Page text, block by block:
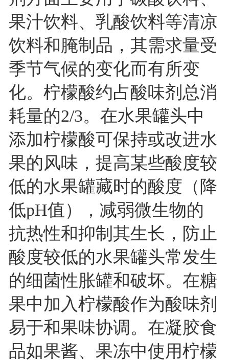
果汁饮料、乳酸饮料等清凉
饮料和腌制品，其需求量受
季节气候的变化而有所变
化。柠檬酸约占酸味剂总消
耗量的2/3。在水果罐头中
添加柠檬酸可保持或改进水
果的风味，提高某些酸度较
低的水果罐藏时的酸度（降
低pH值），减弱微生物的
抗热性和抑制其生长，防止
酸度较低的水果罐头常发生
的细菌性胀罐和破坏。在糖
果中加入柠檬酸作为酸味剂
易于和果味协调。在凝胶食
品如果酱、果冻中使用柠檬